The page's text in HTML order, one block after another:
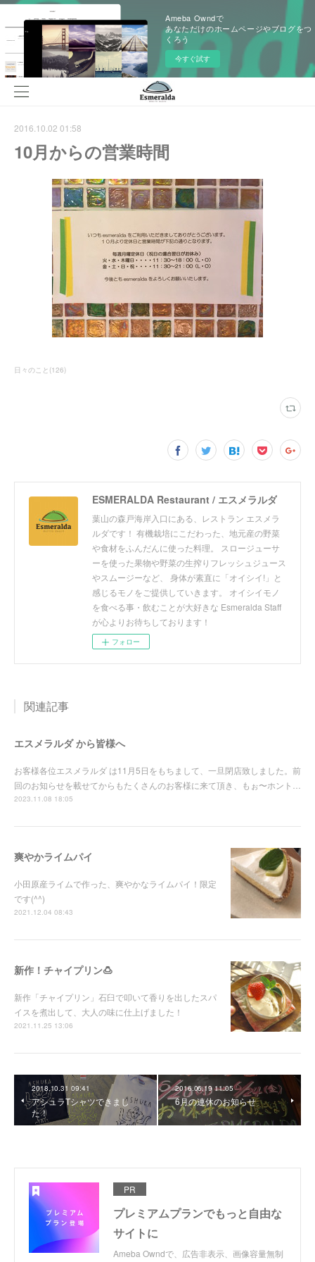
Ameba Owndで
あなただけのホームページやブログをつ
くろう
今すぐ試す
2016.10.02 01:58
10月からの営業時間
日々のこと (126)
ESMERALDA Restaurant / エスメラルダ
葉山の森戸海岸入口にある、レストラン エスメラ
ルダです！ 有機栽培にこだわった、地元産の野菜
や食材をふんだんに使った料理。 スロージューサ
ーを使った果物や野菜の生搾りフレッシュジュース
やスムージーなど、 身体が素直に「オイシイ!」と
感じるモノをご提供していきます。 オイシイモノ
を食べる事・飲むことが大好きな Esmeralda Staff
が心よりお待ちしております！
フォロー
関連記事
エスメラルダ から皆様へ
お客様各位エスメラルダ は11月5日をもちまして、一旦閉店致しました。前
回のお知らせを載せてからもたくさんのお客様に来て頂き、もぉ〜ホント…
2023.11.08 18:05
爽やかライムパイ
小田原産ライムで作った、爽やかなライムパイ！限定
です(^^)
2021.12.04 08:43
新作！チャイプリン🍮
新作「チャイプリン」石臼で叩いて香りを出したスパ
イスを煮出して、大人の味に仕上げました！
2021.11.25 13:06
2018.10.31 09:41
アシュラTシャツできまし
た！
2016.06.19 11:05
6月の連休のお知らせ
PR
プレミアムプランでもっと自由な
サイトに
Ameba Owndで、広告非表示、画像容量無制